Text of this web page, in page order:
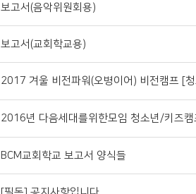
보고서(음악위원회용)
보고서(교회학교용)
2017 겨울 비전파워(오병이어) 비전캠프 [
2016년 다음세대를위한모임 청소년/키즈
BCM교회학교 보고서 양식들